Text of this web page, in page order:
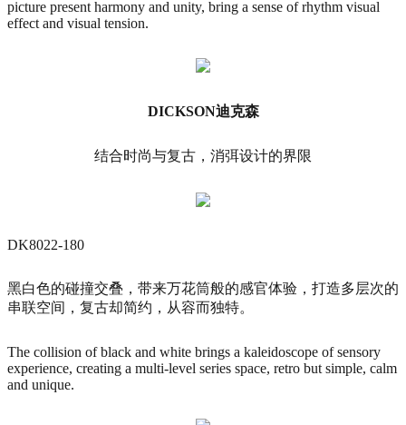
picture present harmony and unity, bring a sense of rhythm visual
effect and visual tension.
DICKSON迪克森
结合时尚与复古，消弭设计的界限
DK8022-180
黑白色的碰撞交叠，带来万花筒般的感官体验，打造多层次的
串联空间，复古却简约，从容而独特。
The collision of black and white brings a kaleidoscope of sensory
experience, creating a multi-level series space, retro but simple, calm
and unique.